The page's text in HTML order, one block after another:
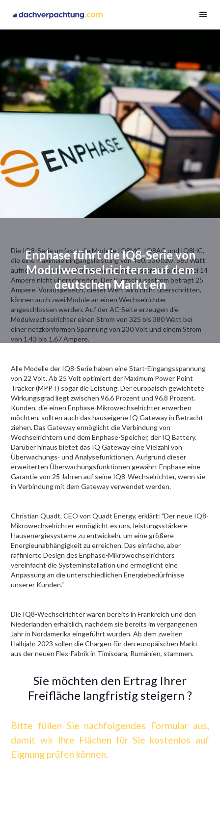
Enphase führt die IQ8-Serie von
Modulwechselrichtern auf dem
deutschen Markt ein
Die IQ8-Serie umfasst die Modelle IQ8MC, IQ8AC und IQ8HC,
die eine maximale Eingangsleistung von 480, 530 bzw. 560 Watt
aufnehmen können. Der maximale Eingangsstrom sollte dabei 14
Ampere nicht überschreiten. Der Kurzschlussstrom beträgt 25
Ampere. Vorausgesetzt, dieser Wert wird nicht überschritten,
können auch zwei Module an einen Wechselrichter
angeschlossen werden. Auf der AC-Seite erzeugen die
Modulwechselrichter einen Strom von 325 bis 380 Watt bei
einer netzkonformen Spannung von 230 Volt und einem Strom
von 1,43 bis 1,67 Ampere.
Alle Modelle der IQ8-Serie haben eine Start-Eingangsspannung
von 22 Volt. Ab 25 Volt optimiert der Maximum Power Point
Tracker (MPPT) sogar die Leistung. Der europäisch gewichtete
Wirkungsgrad liegt zwischen 96,6 Prozent und 96,8 Prozent.
Kunden, die einen Enphase-Mikrowechselrichter erwerben
möchten, sollten auch das hauseigene IQ Gateway in Betracht
ziehen. Das Gateway ermöglicht die Verbindung von
Wechselrichtern und dem Enphase-Speicher, der IQ Battery.
Darüber hinaus bietet das IQ Gateway eine Vielzahl von
Überwachungs- und Analysefunktionen. Aufgrund dieser
erweiterten Überwachungsfunktionen gewährt Enphase eine
Garantie von 25 Jahren auf seine IQ8-Wechselrichter, wenn sie
in Verbindung mit dem Gateway verwendet werden.
Christian Quadt, CEO von Quadt Energy, erklärt: "Der neue IQ8-
Mikrowechselrichter ermöglicht es uns, leistungsstärkere
Hausenergiesysteme zu entwickeln, um eine größere
Energieunabhängigkeit zu erreichen. Das einfache, aber
raffinierte Design des Enphase-Mikrowechselrichters
vereinfacht die Systeminstallation und ermöglicht eine
Anpassung an die unterschiedlichen Energiebedürfnisse
unserer Kunden."
Die IQ8-Wechselrichter waren bereits in Frankreich und den
Niederlanden erhältlich, nachdem sie bereits im vergangenen
Jahr in Nordamerika eingeführt wurden. Ab dem zweiten
Halbjahr 2023 sollen die Chargen für den europäischen Markt
aus der neuen Flex-Fabrik in Timisoara, Rumänien, stammen.
Sie möchten den Ertrag Ihrer
Freifläche langfristig steigern ?
Bitte füllen Sie nachfolgendes Formular aus,
damit wir Ihre Flächen für Sie kostenlos auf
Eignung prüfen können.